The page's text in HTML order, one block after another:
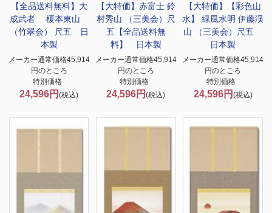
【全品送料無料】 大
成武者 榎本東山
（竹翠会） 尺五 日
本製
メーカー通常価格45,914
円のところ
特別価格
24,596円(税込)
【大特価】 赤富士 鈴
村秀山 （三美会）尺
五【全品送料無
料】 日本製
メーカー通常価格45,914
円のところ
特別価格
24,596円(税込)
【大特価】
【彩色山
水】 緑風水明 伊藤渓
山 （三美会）尺五
日本製
メーカー通常価格45,914
円のところ
特別価格
24,596円 (税込)